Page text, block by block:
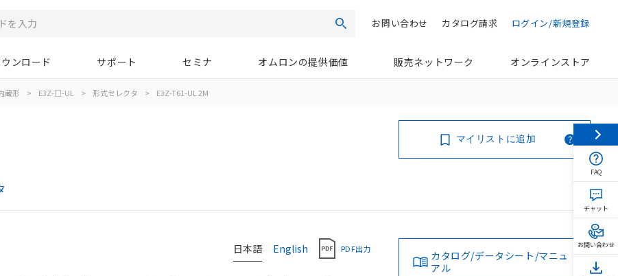
検索 ログイン/新規登録
カタログ請求
お問い合わせ
ンロード サポート セミナ オムロンの提供価値 販売ネットワーク オンラインストア
蔵形 > E3Z-□-UL > 形式セレクタ > E3Z-T61-UL 2M
マイリストに追加
日本語 English PDF出力
カタログ/データシート/マニュ
アル
FAQ
チャット
お問い合わせ